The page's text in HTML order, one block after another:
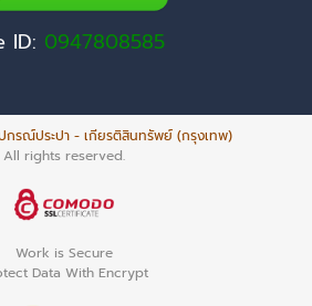
ID: 0947808585
กรณ์ประปา - เกียรติสินทรัพย์ (กรุงเทพ)
All rights reserved.
Work is Secure
Data With Encrypt